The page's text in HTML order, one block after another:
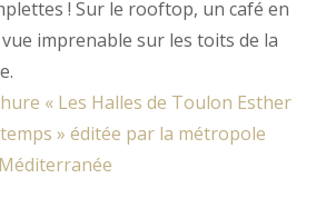
! Sur le rooftop, un café en
imprenable sur les toits de la
« Les Halles de Toulon Esther
» éditée par la métropole